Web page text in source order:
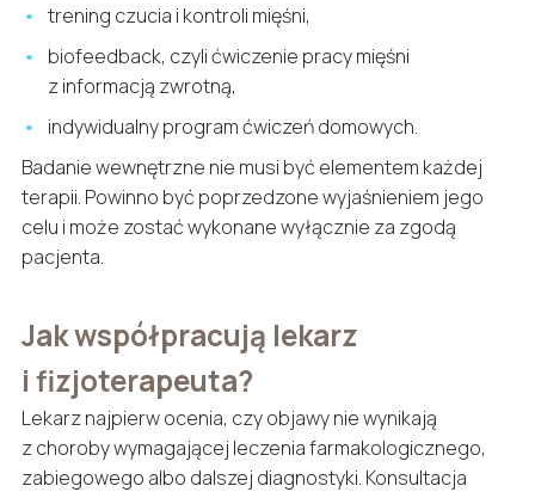
trening czucia i kontroli mięśni,
biofeedback, czyli ćwiczenie pracy mięśni
z informacją zwrotną,
indywidualny program ćwiczeń domowych.
Badanie wewnętrzne nie musi być elementem każdej
terapii. Powinno być poprzedzone wyjaśnieniem jego
celu i może zostać wykonane wyłącznie za zgodą
pacjenta.
Jak współpracują lekarz
i fizjoterapeuta?
Lekarz najpierw ocenia, czy objawy nie wynikają
z choroby wymagającej leczenia farmakologicznego,
zabiegowego albo dalszej diagnostyki. Konsultacja